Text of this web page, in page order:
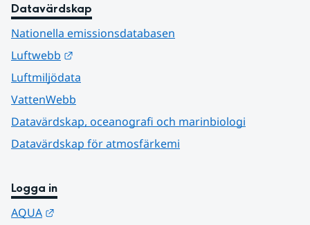
Datavärdskap
Nationella emissionsdatabasen
Luftwebb
Luftmiljödata
VattenWebb
Datavärdskap, oceanografi och marinbiologi
Datavärdskap för atmosfärkemi
Logga in
AQUA